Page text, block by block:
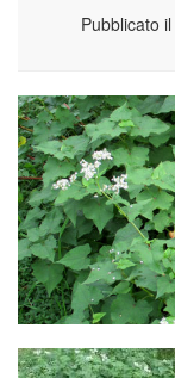
Pubblicato il